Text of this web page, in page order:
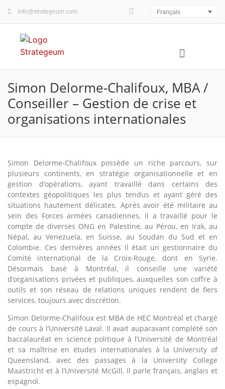
info@strategeum.com Français
Simon Delorme-Chalifoux, MBA /
Conseiller – Gestion de crise et
organisations internationales
Simon Delorme-Chalifoux possède un riche parcours, sur
plusieurs continents, en stratégie organisationnelle et en
gestion d’opérations, ayant travaillé dans certains des
contextes géopolitiques les plus tendus et ayant géré des
situations hautement délicates. Après avoir été militaire au
sein des Forces armées canadiennes, il a travaillé pour le
compte de diverses ONG en Palestine, au Pérou, en Irak, au
Népal, au Venezuela, en Suisse, au Soudan du Sud et en
Colombie. Ces dernières années il était un gestionnaire du
Comité international de la Croix-Rouge, dont en Syrie.
Désormais basé à Montréal, il conseille une variété
d’organisations privées et publiques, auxquelles son coffre à
outils et son réseau de relations uniques rendent de fiers
services, toujours avec discrétion.
Simon Delorme-Chalifoux est MBA de HEC Montréal et chargé
de cours à l’Université Laval. Il avait auparavant complété son
baccalauréat en science politique à l’Université de Montréal
et sa maîtrise en études internationales à la University of
Queensland, avec des passages à la University College
Maastricht et à l’Université McGill. Il parle français, anglais et
espagnol.